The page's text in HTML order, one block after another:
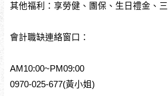
其他福利：享勞健、團保、生日禮金、
會計職缺連絡窗口：
AM10:00~PM09:00
0970-025-677(黃小姐)